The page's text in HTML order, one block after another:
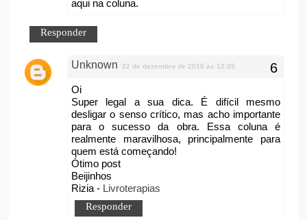
aqui na coluna.
Responder
Unknown 22 de dezembro de 2016 às 12:25
Oi
Super legal a sua dica. É difícil mesmo
desligar o senso crítico, mas acho importante
para o sucesso da obra. Essa coluna é
realmente maravilhosa, principalmente para
quem está começando!
Ótimo post
Beijinhos
Rizia - Livroterapias
Responder